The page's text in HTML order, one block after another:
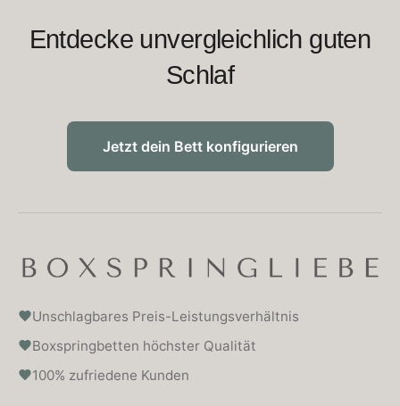
Schlafkissen bewirken und deinen Schlaf langfristig
verbessern kann – mit exzellenter Qualität von
unserem Zubehör wie unseren Nomite Kopfkissen haben,
stehen wir dir stets zur Seite: Vor, während und sogar nach
dem Kauf.
Schlaf
Jetzt dein Bett konfigurieren